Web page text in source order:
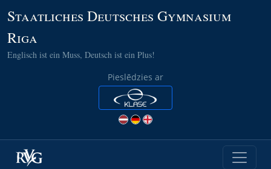
Staatliches Deutsches Gymnasium
Riga
Englisch ist ein Muss, Deutsch ist ein Plus!
Pieslēdzies ar